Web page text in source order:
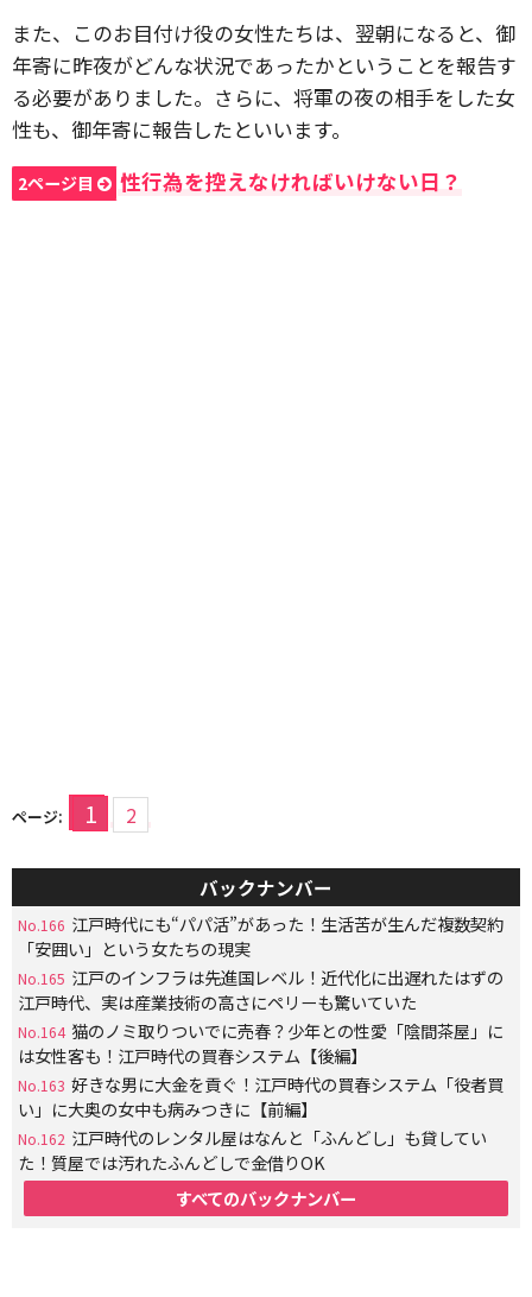
また、このお目付け役の女性たちは、翌朝になると、御
年寄に昨夜がどんな状況であったかということを報告す
る必要がありました。さらに、将軍の夜の相手をした女
性も、御年寄に報告したといいます。
2ページ目 性行為を控えなければいけない日？
ページ: 1 2
バックナンバー
No.166 江戸時代にも“パパ活”があった！生活苦が生んだ複数契約
「安囲い」という女たちの現実
No.165 江戸のインフラは先進国レベル！近代化に出遅れたはずの
江戸時代、実は産業技術の高さにペリーも驚いていた
No.164 猫のノミ取りついでに売春？少年との性愛「陰間茶屋」に
は女性客も！江戸時代の買春システム【後編】
No.163 好きな男に大金を貢ぐ！江戸時代の買春システム「役者買
い」に大奥の女中も病みつきに【前編】
No.162 江戸時代のレンタル屋はなんと「ふんどし」も貸してい
た！質屋では汚れたふんどしで金借りOK
すべてのバックナンバー